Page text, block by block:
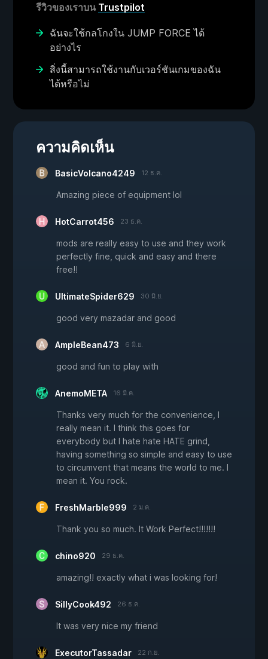
รีวิวของเราบน Trustpilot
ฉันจะใช้กลโกงใน JUMP FORCE ได้
อย่างไร
สิ่งนี้สามารถใช้งานกับเวอร์ชันเกมของฉัน
ได้หรือไม่
ความคิดเห็น
BasicVolcano4249 12 ธ.ค.
Amazing piece of equipment lol
HotCarrot456 23 ธ.ค.
mods are really easy to use and they work
perfectly fine, quick and easy and there
free!!
UltimateSpider629 30 มิ.ย.
good very mazadar and good
AmpleBean473 6 มิ.ย.
good and fun to play with
AnemoMETA 16 มี.ค.
Thanks very much for the convenience, I
really mean it. I think this goes for
everybody but I hate hate HATE grind,
having something so simple and easy to use
to circumvent that means the world to me. I
mean it. You rock.
FreshMarble999 2 ม.ค.
Thank you so much. It Work Perfect!!!!!!!
chino920 29 ธ.ค.
amazing!! exactly what i was looking for!
SillyCook492 26 ธ.ค.
It was very nice my friend
ExecutorTassadar 22 ก.ย.